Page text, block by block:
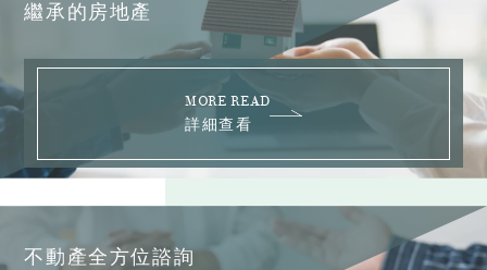
繼承的房地產
MORE READ
詳細查看
不動產全方位諮詢